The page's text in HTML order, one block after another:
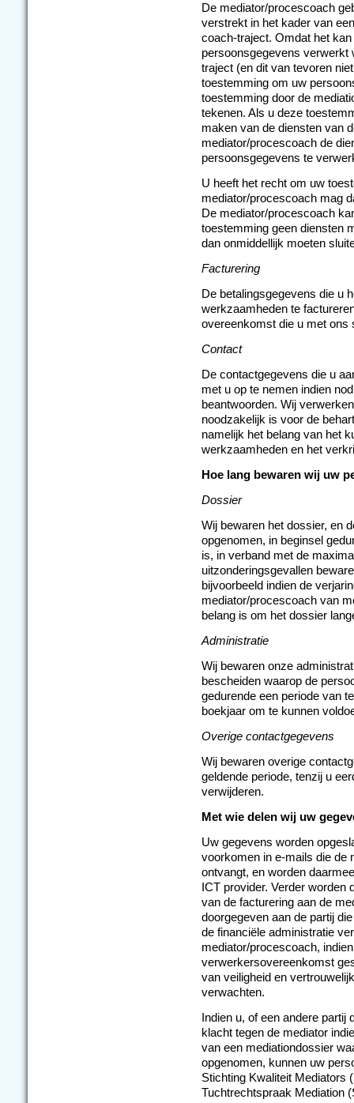
De mediator/procescoach
verstrekt in het kader van
coach-traject. Omdat het
persoonsgegevens verwerkt
traject (en dit van tevoren
toestemming om uw
toestemming door de
tekenen. Als u deze
maken van de diensten van
mediator/procescoach de
persoonsgegevens te
U heeft het recht om uw
mediator/procescoach mag
De mediator/procescoach
toestemming geen diensten
dan onmiddellijk moeten
Facturering
De betalingsgegevens die u
werkzaamheden te
overeenkomst die u met ons
Contact
De contactgegevens die u
met u op te nemen indien
beantwoorden. Wij
noodzakelijk is voor de
namelijk het belang van het
werkzaamheden en het
Hoe lang bewaren wij uw
Dossier
Wij bewaren het dossier, en
opgenomen, in beginsel
is, in verband met de
uitzonderingsgevallen
bijvoorbeeld indien de
mediator/procescoach van
belang is om het dossier
Administratie
Wij bewaren onze
bescheiden waarop de
gedurende een periode van
boekjaar om te kunnen
Overige contactgegevens
Wij bewaren overige
geldende periode, tenzij u
verwijderen.
Met wie delen wij uw
Uw gegevens worden
voorkomen in e-mails die de
ontvangt, en worden
ICT provider. Verder worden
van de facturering aan de
doorgegeven aan de partij
de financiële administratie
mediator/procescoach,
verwerkersovereenkomst
van veiligheid en
verwachten.
Indien u, of een andere partij
klacht tegen de mediator
van een mediationdossier
opgenomen, kunnen uw
Stichting Kwaliteit Mediators
Tuchtrechtspraak Mediation